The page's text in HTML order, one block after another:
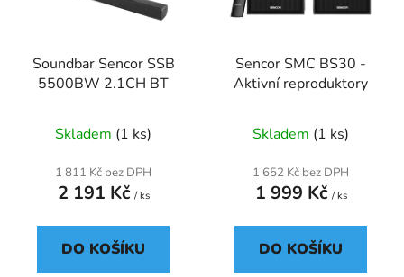
Soundbar Sencor SSB
5500BW 2.1CH BT
Skladem (1 ks)
1 811 Kč bez DPH
2 191 Kč / ks
DO KOŠÍKU
Sencor SMC BS30 -
Aktivní reproduktory
Skladem (1 ks)
1 652 Kč bez DPH
1 999 Kč / ks
DO KOŠÍKU